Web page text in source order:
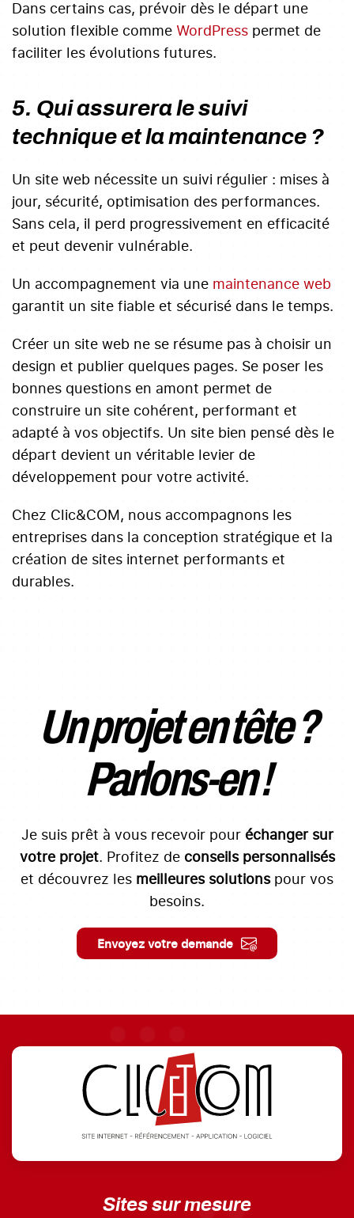
Dans certains cas, prévoir dès le départ une
solution flexible comme WordPress permet de
faciliter les évolutions futures.
5. Qui assurera le suivi
technique et la maintenance ?
Un site web nécessite un suivi régulier : mises à
jour, sécurité, optimisation des performances.
Sans cela, il perd progressivement en efficacité
et peut devenir vulnérable.
Un accompagnement via une maintenance web
garantit un site fiable et sécurisé dans le temps.
Créer un site web ne se résume pas à choisir un
design et publier quelques pages. Se poser les
bonnes questions en amont permet de
construire un site cohérent, performant et
adapté à vos objectifs. Un site bien pensé dès le
départ devient un véritable levier de
développement pour votre activité.
Chez Clic&COM, nous accompagnons les
entreprises dans la conception stratégique et la
création de sites internet performants et
durables.
Un projet en tête ?
Parlons-en !
Je suis prêt à vous recevoir pour échanger sur
votre projet. Profitez de conseils personnalisés
et découvrez les meilleures solutionspour vos
besoins.
Envoyez votre demande
Sites sur mesure